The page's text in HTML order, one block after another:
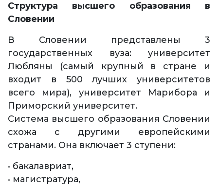
Структура высшего образования в
Словении
В Словении представлены 3
государственных вуза: университет
Любляны (самый крупный в стране и
входит в 500 лучших университетов
всего мира), университет Марибора и
Приморский университет.
Система высшего образования Словении
схожа с другими европейскими
странами. Она включает 3 ступени:
• бакалавриат,
• магистратура,